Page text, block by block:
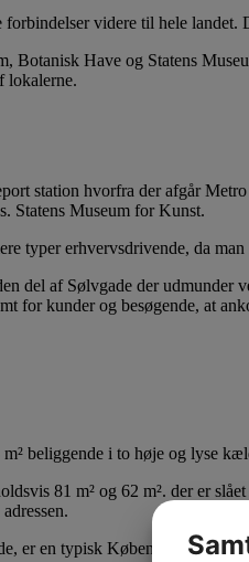
videre til hele landet.
Botanisk Have og Statens
lokalerne.
station hvorfra der afgår
Statens Museum for Kunst.
typer erhvervsdrivende, da
del af Sølvgade der
for kunder og besøgende, at
beliggende i to høje og lyse
81 m² og 62 m². der er
er en typisk Københavner